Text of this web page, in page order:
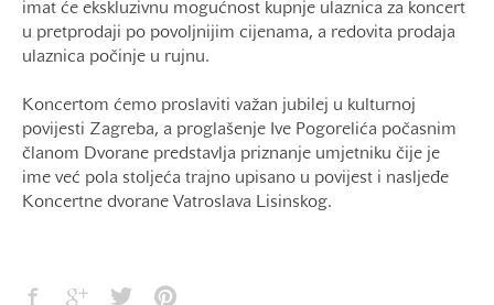
imat će ekskluzivnu mogućnost kupnje ulaznica za koncert
u pretprodaji po povoljnijim cijenama, a redovita prodaja
ulaznica počinje u rujnu.
Koncertom ćemo proslaviti važan jubilej u kulturnoj
povijesti Zagreba, a proglašenje Ive Pogorelića počasnim
članom Dvorane predstavlja priznanje umjetniku čije je
ime već pola stoljeća trajno upisano u povijest i nasljeđe
Koncertne dvorane Vatroslava Lisinskog.